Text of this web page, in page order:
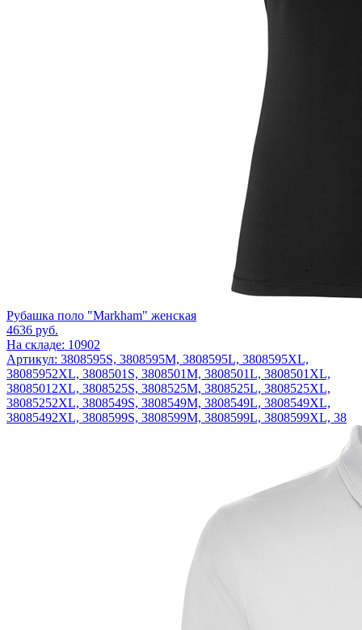
Рубашка поло "Markham" женская
4636 руб.
На складе: 10902
Артикул: 3808595S, 3808595M, 3808595L, 3808595XL,
38085952XL, 3808501S, 3808501M, 3808501L, 3808501XL,
38085012XL, 3808525S, 3808525M, 3808525L, 3808525XL,
38085252XL, 3808549S, 3808549M, 3808549L, 3808549XL,
38085492XL, 3808599S, 3808599M, 3808599L, 3808599XL, 38